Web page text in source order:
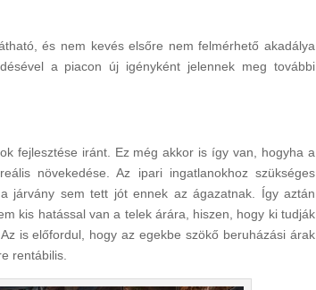
és nem kevés elsőre nem felmérhető akadálya
a piacon új igényként jelennek meg további
fejlesztése iránt. Ez még akkor is így van, hogyha a
növekedése. Az ipari ingatlanokhoz szükséges
járvány sem tett jót ennek az ágazatnak. Így aztán
kis hatással van a telek árára, hiszen, hogy ki tudják
is előfordul, hogy az egekbe szökő beruházási árak
rentábilis.